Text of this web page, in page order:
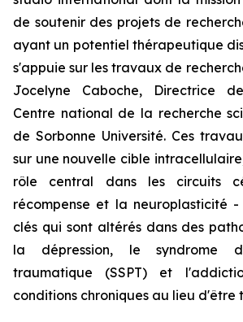
de soutenir des projets de
ayant un potentiel thérapeutique
s'appuie sur les travaux de
Jocelyne Caboche, Directrice
Centre national de la recherche
de Sorbonne Université. Ces
sur une nouvelle cible
rôle central dans les circuits
récompense et la neuroplasticité -
clés qui sont altérés dans des
la dépression, le syndrome
traumatique (SSPT) et
conditions chroniques au lieu d'être